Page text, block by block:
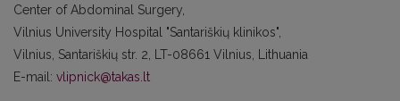
Center of Abdominal Surgery,
Vilnius University Hospital "Santariškių klinikos",
Vilnius, Santariškių str. 2, LT-08661 Vilnius, Lithuania
E-mail: vlipnick@takas.lt